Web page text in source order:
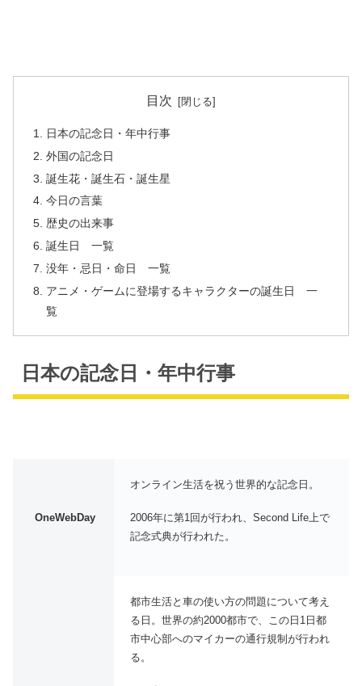
目次
日本の記念日・年中行事
外国の記念日
誕生花・誕生石・誕生星
今日の言葉
歴史の出来事
誕生日 一覧
没年・忌日・命日 一覧
アニメ・ゲームに登場するキャラクターの誕生日 一
覧
日本の記念日・年中行事
OneWebDay
オンライン生活を祝う世界的な記念日。
2006年に第1回が行われ、Second Life上で
記念式典が行われた。
都市生活と車の使い方の問題について考え
る日。世界の約2000都市で、この日1日都
市中心部へのマイカーの通行規制が行われ
る。